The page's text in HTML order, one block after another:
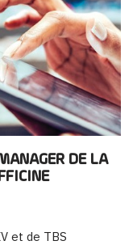
DE LA
et de TBS